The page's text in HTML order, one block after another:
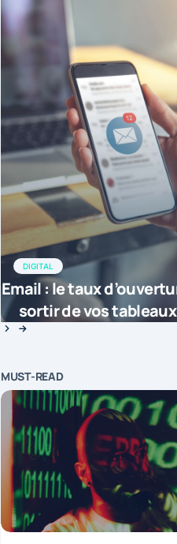
DIGITAL
Email : le taux
sortir de vos
MUST-READ